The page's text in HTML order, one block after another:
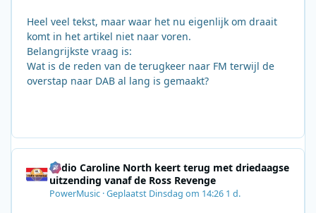
Heel veel tekst, maar waar het nu eigenlijk om draait
komt in het artikel niet naar voren.
Belangrijkste vraag is:
Wat is de reden van de terugkeer naar FM terwijl de
overstap naar DAB al lang is gemaakt?
Radio Caroline North keert terug met driedaagse
uitzending vanaf de Ross Revenge
PowerMusic ·Geplaatst Dinsdag om 14:26 1 d.